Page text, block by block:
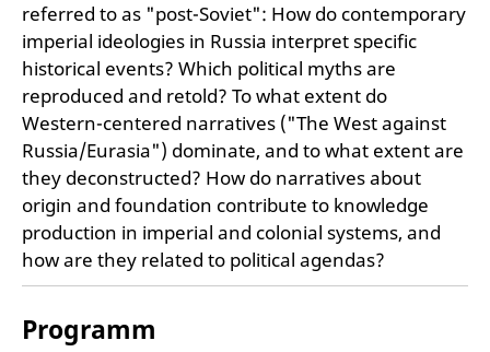
referred to as "post-Soviet": How do contemporary
imperial ideologies in Russia interpret specific
historical events? Which political myths are
reproduced and retold? To what extent do
Western-centered narratives ("The West against
Russia/Eurasia") dominate, and to what extent are
they deconstructed? How do narratives about
origin and foundation contribute to knowledge
production in imperial and colonial systems, and
how are they related to political agendas?
Programm